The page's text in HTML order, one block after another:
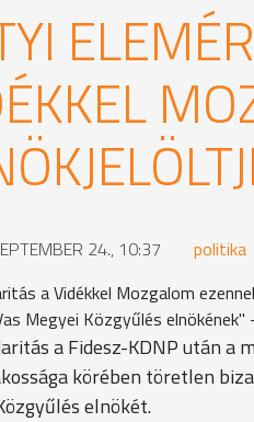
24., 10:37
politika
a Vidékkel Mozgalom
Megyei Közgyűlés
a Fidesz-KDNP után a
körében töretlen
elnökét.